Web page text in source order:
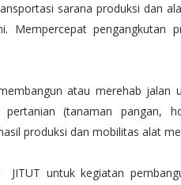
sarana produksi dan
Mempercepat pengangkutan
atau merehab jalan
(tanaman pangan,
produksi dan mobilitas alat
JITUT untuk kegiatan